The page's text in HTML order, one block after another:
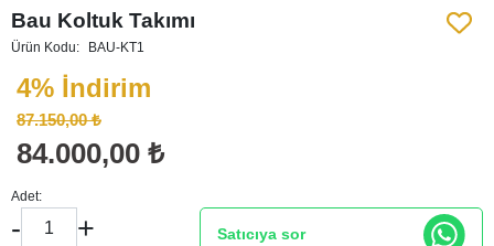
Bau Koltuk Takımı
Ürün Kodu: BAU-KT1
84.000,00 ₺
87.150,00 ₺
4% İndirim
Adet:
- + Satıcıya sor